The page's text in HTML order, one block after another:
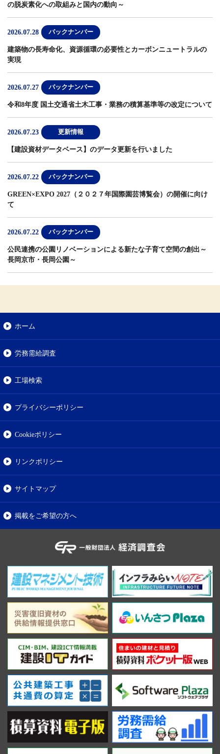
の脱炭素化への取組みと国内の動向～
2026.07.28 バックナンバー
建築物の長寿命化、資源循環の必要性とカーボンニュートラルの
実現
2026.07.27 バックナンバー
令和8年度 国土交通省土木工事・業務の積算基準等の改定について
2026.07.23 更新情報
【建設資材データベース】 のデータ更新を行いました
2026.07.22 バックナンバー
GREEN×EXPO 2027（２０２７年国際園芸博覧会）の開催に向け
て
2026.07.22 バックナンバー
公民連携の公園リノベーションによる新たな子育て空間の創出～
長岡京市・長岡公園～
ホーム
労務需給調査
工場検索
プライバシーポリシー
Cookieポリシー
リンクポリシー
サイトマップ
掲載をご希望の方へ